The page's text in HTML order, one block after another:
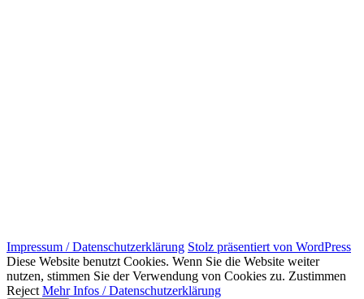
Impressum / Datenschutzerklärung Stolz präsentiert von WordPress
Diese Website benutzt Cookies. Wenn Sie die Website weiter
nutzen, stimmen Sie der Verwendung von Cookies zu. Zustimmen
Reject Mehr Infos / Datenschutzerklärung